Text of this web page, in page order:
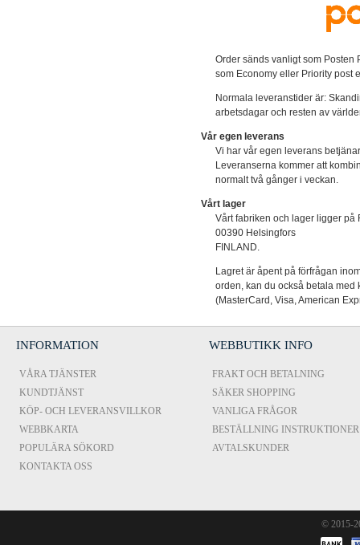
Order sänds vanligt som Posten
som Economy eller Priority post
Normala leveranstider är:
arbetsdagar och resten av
Vår egen leverans
Vi har vår egen leverans
Leveranserna kommer att
normalt två gånger i veckan.
Vårt lager
Vårt fabriken och lager ligger på
00390 Helsingfors
FINLAND.
Lagret är åpent på förfrågan
orden, kan du också betala med
(MasterCard, Visa, American
INFORMATION
VÅRA TJÄNSTER
KUNDTJÄNST
KÖP- OCH LEVERANSVILLKOR
WEBBKARTA
POPULÄRA SÖKORD
KONTAKTA OSS
WEBBUTIKK INFO
FRAKT OCH BETALNING
SÄKER SHOPPING
VANLIGA FRÅGOR
BESTÄLLNING INSTRUKTIONER
AVTALSKUNDER
© 2015-